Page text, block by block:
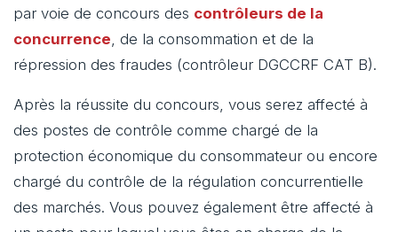
par voie de concours des contrôleurs de la
concurrence, de la consommation et de la
répression des fraudes (contrôleur DGCCRF CAT B).
Après la réussite du concours, vous serez affecté à
des postes de contrôle comme chargé de la
protection économique du consommateur ou encore
chargé du contrôle de la régulation concurrentielle
des marchés. Vous pouvez également être affecté à